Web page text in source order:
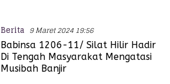
Berita 9 Maret 2024 19:56
Babinsa 1206-11/ Silat Hilir Hadir
Di Tengah Masyarakat Mengatasi
Musibah Banjir